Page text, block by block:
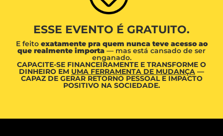
ESSE EVENTO É GRATUITO.
E feito exatamente pra quem nunca teve acesso ao
que realmente importa— mas está cansado de ser
enganado.
CAPACITE-SE FINANCEIRAMENTE E TRANSFORME O
DINHEIRO EM UMA FERRAMENTA DE MUDANÇA —
CAPAZ DE GERAR RETORNO PESSOAL E IMPACTO
POSITIVO NA SOCIEDADE.